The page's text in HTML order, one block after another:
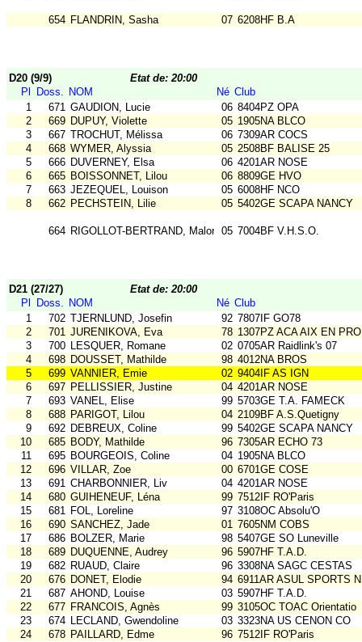
654 FLANDRIN, Sasha 07 6208HF B.A
D20 (9/9)
Etat de: 20:00
Pl
Doss. NOM Né Club
1
671 GAUDION, Lucie 06 8404PZ OPA
2
669 DUPUY, Violette 05 1905NA BLCO
3
667 TROCHUT, Mélissa 06 7309AR COCS
4
668 WYMER, Alyssia 05 2508BF BALISE 25
5
666 DUVERNEY, Elsa 06 4201AR NOSE
6
665 BOISSONNET, Lilou 06 8809GE HVO
7
663 JEZEQUEL, Louison 05 6008HF NCO
8
662 PECHSTEIN, Lilie 05 5402GE SCAPA NANCY
664 RIGOLLOT-BERTRAND, Malorie05 7004BF V.H.S.O.
D21 (27/27)
Etat de: 20:00
Pl
Doss. NOM Né Club
1
702 TJERNLUND, Josefin 92 7807IF GO78
2
701 JURENIKOVA, Eva 78 1307PZ ACA AIX EN
3
700 LESQUER, Romane 02 0705AR Raidlink's 07
4
698 DOUSSET, Mathilde 98 4012NA BROS
5
699 VANNIER, Emie 02 9404IF AS IGN
6
697 PELLISSIER, Justine 04 4201AR NOSE
7
693 VANEL, Elise 99 5703GE T.A. FAMECK
8
688 PARIGOT, Lilou 04 2109BF A.S.Quetigny
9
692 DEBREUX, Coline 99 5402GE SCAPA NANCY
10
685 BODY, Mathilde 96 7305AR ECHO 73
11
695 BOURGEOIS, Coline 04 1905NA BLCO
12
696 VILLAR, Zoe 00 6701GE COSE
13
691 CHARBONNIER, Liv 04 4201AR NOSE
14
680 GUIHENEUF, Léna 99 7512IF RO'Paris
15
681 FOL, Loreline 97 3108OC Absolu'O
16
690 SANCHEZ, Jade 01 7605NM COBS
17
686 BOLZER, Marie 98 5407GE SO Luneville
18
689 DUQUENNE, Audrey 96 5907HF T.A.D.
19
682 RUAUD, Claire 96 3308NA SAGC CESTAS
20
676 DONET, Elodie 94 6911AR ASUL SPORTS
21
687 AHOND, Louise 03 5907HF T.A.D.
22
677 FRANCOIS, Agnès 99 3105OC TOAC Orientatio
23
674 LECLAND, Gwendoline 03 3323NA US CENON CO
24
678 PAILLARD, Edme 96 7512IF RO'Paris